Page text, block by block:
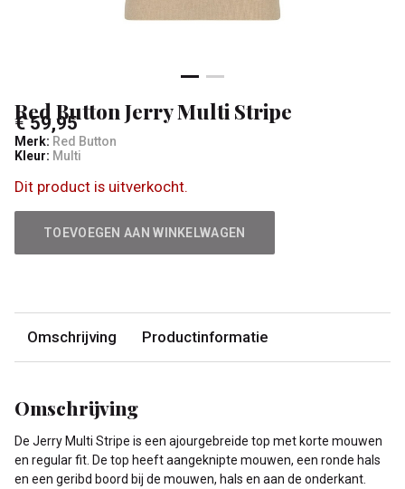
Red Button Jerry Multi Stripe
€ 59,95
Merk: Red Button
Kleur: Multi
Dit product is uitverkocht.
TOEVOEGEN AAN WINKELWAGEN
Omschrijving Productinformatie
Omschrijving
De Jerry Multi Stripe is een ajourgebreide top met korte mouwen
en regular fit. De top heeft aangeknipte mouwen, een ronde hals
en een geribd boord bij de mouwen, hals en aan de onderkant.